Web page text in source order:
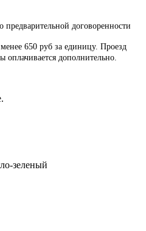
предварительной договоренности
650 руб за единицу. Проезд
дополнительно.
зеленый